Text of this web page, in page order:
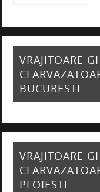
VRAJITOARE
BUCURESTI
VRAJITOARE
PLOIESTI